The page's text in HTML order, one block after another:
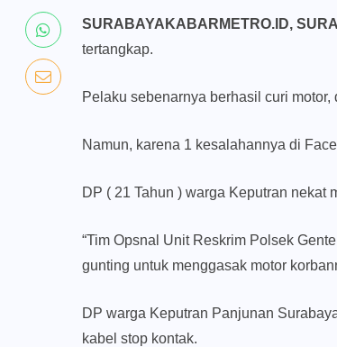
SURABAYAKABARMETRO.ID,
tertangkap.
Pelaku sebenarnya berhasil curi
Namun, karena 1 kesalahannya di
DP ( 21 Tahun ) warga Keputran nekat
“Tim Opsnal Unit Reskrim Polsek
gunting untuk menggasak motor
DP warga Keputran Panjunan
kabel stop kontak.